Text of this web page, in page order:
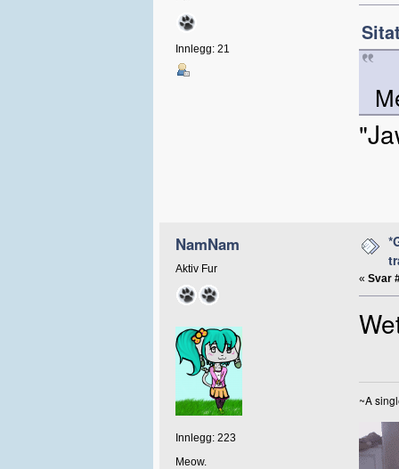
Innlegg: 21
NamNam
Aktiv Fur
Innlegg: 223
Meow.
« Svar
~A